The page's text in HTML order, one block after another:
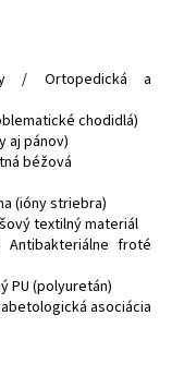
/ Ortopedická a
chodidlá)
aj pánov)
béžová
(ióny striebra)
textilný materiál
Antibakteriálne froté
PU (polyuretán)
asociácia